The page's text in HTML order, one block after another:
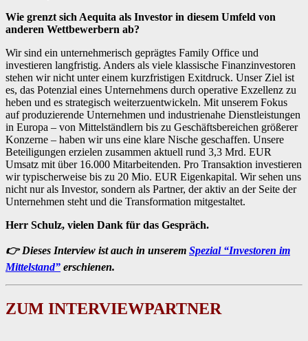
Wie grenzt sich Aequita als Investor in diesem Umfeld von
anderen Wettbewerbern ab?
Wir sind ein unternehmerisch geprägtes Family Office und
investieren langfristig. Anders als viele klassische Finanzinvestoren
stehen wir nicht unter einem kurzfristigen Exitdruck. Unser Ziel ist
es, das Potenzial eines Unternehmens durch operative Exzellenz zu
heben und es strategisch weiterzuentwickeln. Mit unserem Fokus
auf produzierende Unternehmen und industrienahe Dienstleistungen
in Europa – von Mittelständlern bis zu Geschäftsbereichen größerer
Konzerne – haben wir uns eine klare Nische geschaffen. Unsere
Beteiligungen erzielen zusammen aktuell rund 3,3 Mrd. EUR
Umsatz mit über 16.000 Mitarbeitenden. Pro Transaktion investieren
wir typischerweise bis zu 20 Mio. EUR Eigenkapital. Wir sehen uns
nicht nur als Investor, sondern als Partner, der aktiv an der Seite der
Unternehmen steht und die Transformation mitgestaltet.
Herr Schulz, vielen Dank für das Gespräch.
👉 Dieses Interview ist auch in unserem Spezial “Investoren im
Mittelstand” erschienen.
ZUM INTERVIEWPARTNER